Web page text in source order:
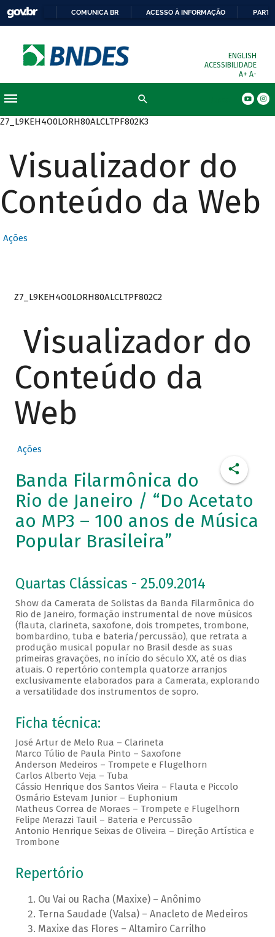
COMUNICA BR ACESSO À INFORMAÇÃO
ENGLISH
ACESSIBILIDADE
A+ A-
Z7_L9KEH4O0LORH80ALCLTPF802K3
Visualizador do
Conteúdo da Web
Ações
Z7_L9KEH4O0LORH80ALCLTPF802C2
Visualizador do
Conteúdo da
Web
Ações
Banda Filarmônica do
Rio de Janeiro / “Do Acetato
ao MP3 – 100 anos de Música
Popular Brasileira”
Quartas Clássicas - 25.09.2014
Show da Camerata de Solistas da Banda Filarmônica do
Rio de Janeiro, formação instrumental de nove músicos
(flauta, clarineta, saxofone, dois trompetes, trombone,
bombardino, tuba e bateria/percussão), que retrata a
produção musical popular no Brasil desde as suas
primeiras gravações, no início do século XX, até os dias
atuais. O repertório contempla quatorze arranjos
exclusivamente elaborados para a Camerata, explorando
a versatilidade dos instrumentos de sopro.
Ficha técnica:
José Artur de Melo Rua – Clarineta
Marco Túlio de Paula Pinto – Saxofone
Anderson Medeiros – Trompete e Flugelhorn
Carlos Alberto Veja – Tuba
Cássio Henrique dos Santos Vieira – Flauta e Piccolo
Osmário Estevam Junior – Euphonium
Matheus Correa de Moraes – Trompete e Flugelhorn
Felipe Merazzi Tauil – Bateria e Percussão
Antonio Henrique Seixas de Oliveira – Direção Artística e
Trombone
Repertório
Ou Vai ou Racha (Maxixe) – Anônimo
Terna Saudade (Valsa) – Anacleto de Medeiros
Maxixe das Flores – Altamiro Carrilho